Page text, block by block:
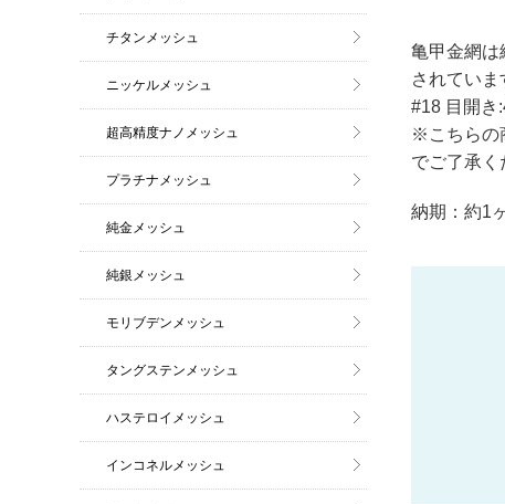
亀甲金網は
されていま
#18 目開き
※こちらの
でご了承く
納期：約1
チタンメッシュ
ニッケルメッシュ
超高精度ナノメッシュ
プラチナメッシュ
純金メッシュ
純銀メッシュ
モリブデンメッシュ
タングステンメッシュ
ハステロイメッシュ
インコネルメッシュ